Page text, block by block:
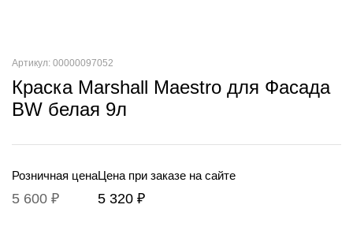
Артикул: 00000097052
Краска Marshall Maestro для Фасада
BW белая 9л
Розничная цена
5 600 ₽
Цена при заказе на сайте
5 320 ₽